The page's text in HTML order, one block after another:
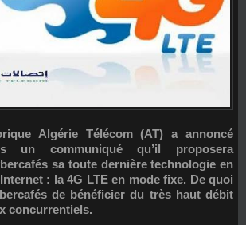
un communiqué qu’il proposera
sa toute dernière technologie en
: la 4G LTE en mode fixe. De quoi
de bénéficier du très haut débit
concurrentiels.